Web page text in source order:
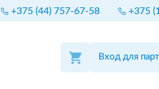
+375 (44) 757-67-58 +375
Вход для